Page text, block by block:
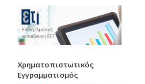
Χρηματοπιστωτικός
Εγγραμματισμός